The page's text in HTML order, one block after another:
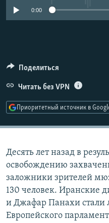
РАСПИСАНИЕ ВЕЩАНИЯ
0:00
Поделиться
Читать без VPN
Приоритетный источник в
Десять лет назад в
освобождению
заложники зрителей
130 человек. Иранские
и Джафар Панахи стали
Европейского